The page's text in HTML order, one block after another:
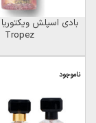
Tropez
ناموجود